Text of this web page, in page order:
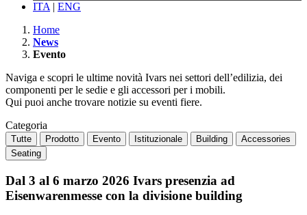
ITA | ENG
Home
News
Evento
Naviga e scopri le ultime novità Ivars nei settori dell’edilizia, dei
componenti per le sedie e gli accessori per i mobili.
Qui puoi anche trovare notizie su eventi fiere.
Categoria
Tutte Prodotto Evento Istituzionale Building
Accessories
Seating
Dal 3 al 6 marzo 2026 Ivars presenzia ad
Eisenwarenmesse con la divisione building